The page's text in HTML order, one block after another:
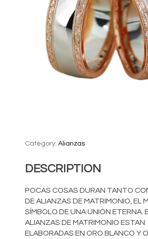
Category:Alianzas
DESCRIPTION
POCAS COSAS DURAN TANTO
DE ALIANZAS DE MATRIMONIO, EL
SÍMBOLO DE UNA UNIÓN ETERNA.
ALIANZAS DE MATRIMONIO ESTAN
ELABORADAS EN ORO BLANCO Y